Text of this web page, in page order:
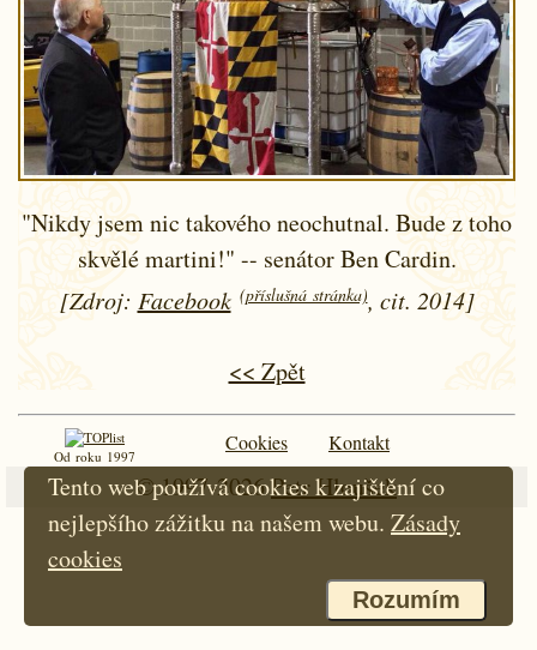
"Nikdy jsem nic takového neochutnal. Bude z toho
skvělé martini!" -- senátor Ben Cardin.
[Zdroj: Facebook (příslušná stránka), cit. 2014]
<< Zpět
Od roku 1997
Cookies Kontakt
© 1997-2026Petr Hloušek
Tento web používá cookies k zajištění co
nejlepšího zážitku na našem webu. Zásady
cookies
Rozumím